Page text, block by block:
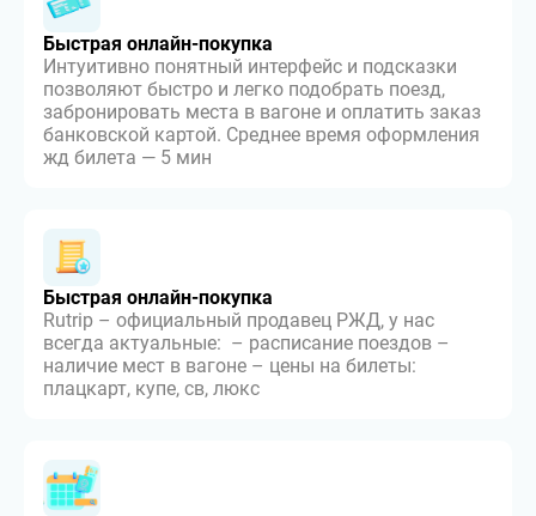
Быстрая онлайн-покупка
Интуитивно понятный интерфейс и подсказки
позволяют быстро и легко подобрать поезд,
забронировать места в вагоне и оплатить заказ
банковской картой. Среднее время оформления
жд билета — 5 мин
Быстрая онлайн-покупка
Rutrip – официальный продавец РЖД, у нас
всегда актуальные: – расписание поездов –
наличие мест в вагоне – цены на билеты:
плацкарт, купе, св, люкс